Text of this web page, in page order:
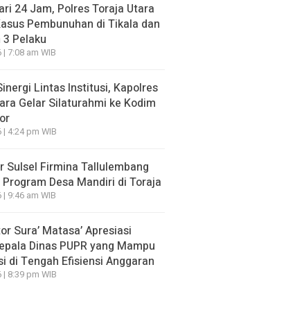
24 Jam, Polres Toraja Utara
Pembunuhan di Tikala dan
Pelaku
7:08 am WIB
Lintas Institusi, Kapolres
Gelar Silaturahmi ke Kodim
4:24 pm WIB
Sulsel Firmina Tallulembang
Desa Mandiri di Toraja
9:46 am WIB
Sura’ Matasa’ Apresiasi
Dinas PUPR yang Mampu
di Tengah Efisiensi Anggaran
8:39 pm WIB